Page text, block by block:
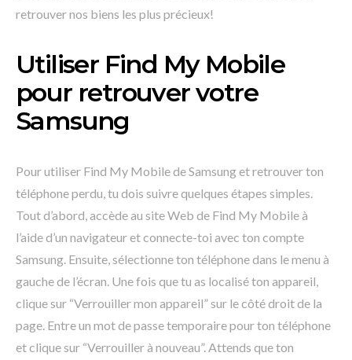
retrouver nos biens les plus précieux!
Utiliser Find My Mobile
pour retrouver votre
Samsung
Pour utiliser Find My Mobile de Samsung et retrouver ton
téléphone perdu, tu dois suivre quelques étapes simples.
Tout d’abord, accède au site Web de Find My Mobile à
l’aide d’un navigateur et connecte-toi avec ton compte
Samsung. Ensuite, sélectionne ton téléphone dans le menu à
gauche de l’écran. Une fois que tu as localisé ton appareil,
clique sur “Verrouiller mon appareil” sur le côté droit de la
page. Entre un mot de passe temporaire pour ton téléphone
et clique sur “Verrouiller à nouveau”. Attends que ton